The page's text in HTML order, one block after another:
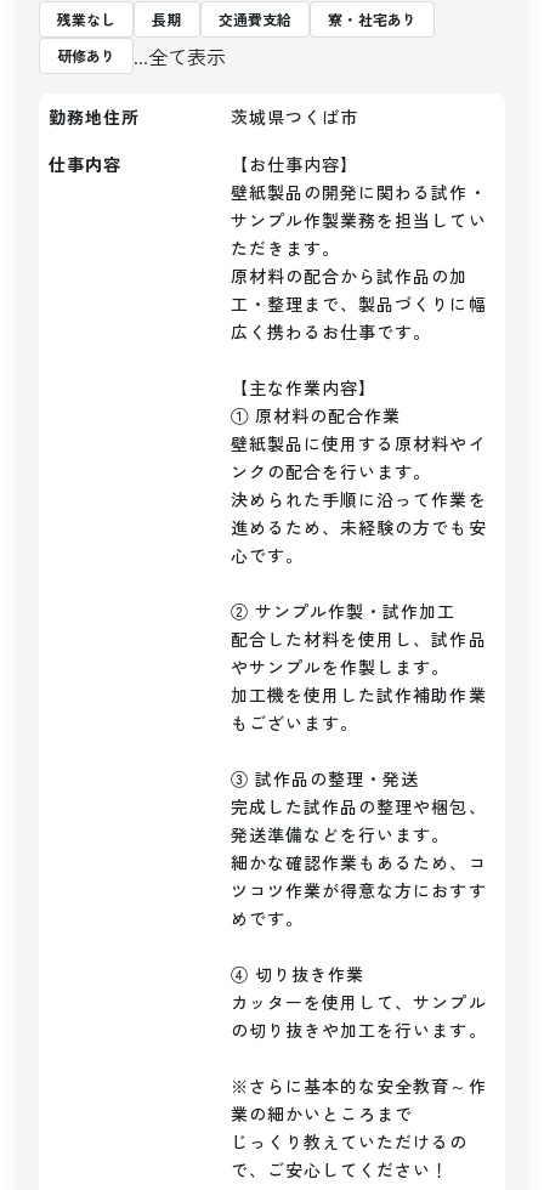
残業なし 長期 交通費支給
寮・社宅あり
研修あり
...全て表示
勤務地住所
茨城県つくば市
仕事内容
【お仕事内容】
壁紙製品の開発に関わる試作・
サンプル作製業務を担当してい
ただきます。
原材料の配合から試作品の加
工・整理まで、製品づくりに幅
広く携わるお仕事です。
【主な作業内容】
① 原材料の配合作業
壁紙製品に使用する原材料やイ
ンクの配合を行います。
決められた手順に沿って作業を
進めるため、未経験の方でも安
心です。
② サンプル作製・試作加工
配合した材料を使用し、試作品
やサンプルを作製します。
加工機を使用した試作補助作業
もございます。
③ 試作品の整理・発送
完成した試作品の整理や梱包、
発送準備などを行います。
細かな確認作業もあるため、コ
ツコツ作業が得意な方におすす
めです。
④ 切り抜き作業
カッターを使用して、サンプル
の切り抜きや加工を行います。
※さらに基本的な安全教育～作
業の細かいところまで
じっくり教えていただけるの
で、ご安心してください！